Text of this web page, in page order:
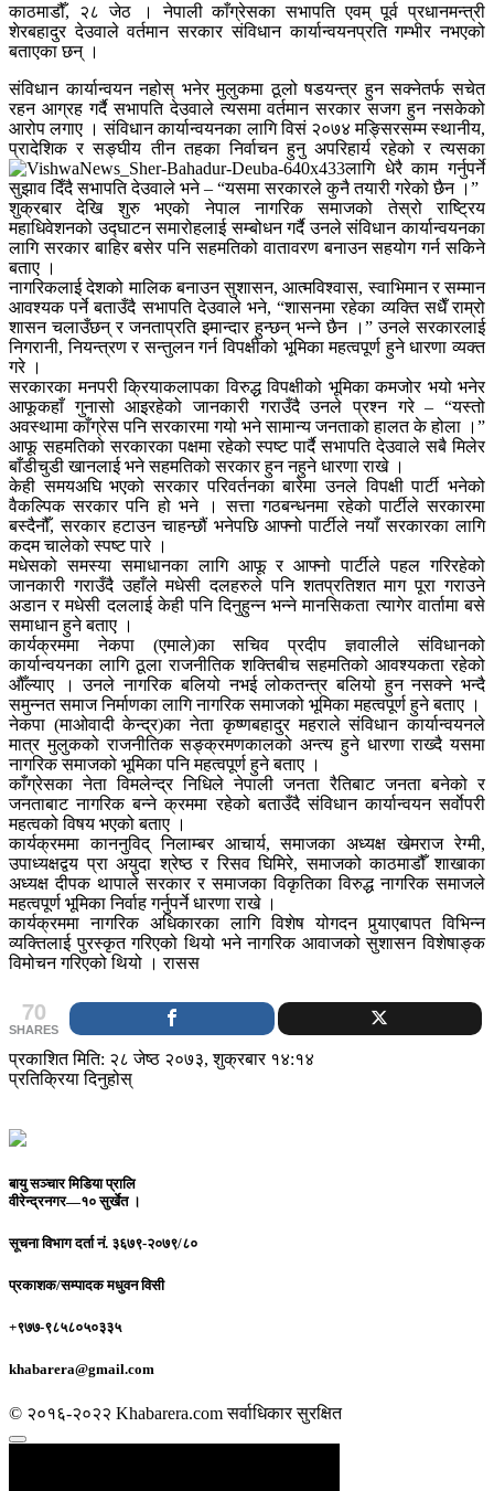
काठमाडौँ, २८ जेठ । नेपाली काँग्रेसका सभापति एवम् पूर्व प्रधानमन्त्री
शेरबहादुर देउवाले वर्तमान सरकार संविधान कार्यान्वयनप्रति गम्भीर नभएको
बताएका छन् ।
संविधान कार्यान्वयन नहोस् भनेर मुलुकमा ठूलो षडयन्त्र हुन सक्नेतर्फ सचेत
रहन आग्रह गर्दै सभापति देउवाले त्यसमा वर्तमान सरकार सजग हुन नसकेको
आरोप लगाए । संविधान कार्यान्वयनका लागि विसं २०७४ मङ्सिरसम्म स्थानीय,
प्रादेशिक र सङ्घीय तीन तहका निर्वाचन हुनु अपरिहार्य रहेको र त्यसका
लागि धेरै काम गर्नुपर्ने
सुझाव दिँदै सभापति देउवाले भने – “यसमा सरकारले कुनै तयारी गरेको छैन ।”
शुक्रबार देखि शुरु भएकाे नेपाल नागरिक समाजको तेस्रो राष्ट्रिय
महाधिवेशनको उद्घाटन समारोहलाई सम्बोधन गर्दै उनले संविधान कार्यान्वयनका
लागि सरकार बाहिर बसेर पनि सहमतिको वातावरण बनाउन सहयोग गर्न सकिने
बताए ।
नागरिकलाई देशको मालिक बनाउन सुशासन, आत्मविश्वास, स्वाभिमान र सम्मान
आवश्यक पर्ने बताउँदै सभापति देउवाले भने, “शासनमा रहेका व्यक्ति सधैँ राम्रो
शासन चलाउँछन् र जनताप्रति इमान्दार हुन्छन् भन्ने छैन ।” उनले सरकारलाई
निगरानी, नियन्त्रण र सन्तुलन गर्न विपक्षीको भूमिका महत्वपूर्ण हुने धारणा व्यक्त
गरे ।
सरकारका मनपरी क्रियाकलापका विरुद्ध विपक्षीको भूमिका कमजोर भयो भनेर
आफूकहाँ गुनासो आइरहेको जानकारी गराउँदै उनले प्रश्न गरे – “यस्तो
अवस्थामा काँग्रेस पनि सरकारमा गयो भने सामान्य जनताको हालत के होला ।”
आफू सहमतिको सरकारका पक्षमा रहेको स्पष्ट पार्दै सभापति देउवाले सबै मिलेर
बाँडीचुडी खानलाई भने सहमतिको सरकार हुन नहुने धारणा राखे ।
केही समयअघि भएको सरकार परिवर्तनका बारेमा उनले विपक्षी पार्टी भनेको
वैकल्पिक सरकार पनि हो भने । सत्ता गठबन्धनमा रहेको पार्टीले सरकारमा
बस्दैनौँ, सरकार हटाउन चाहन्छौं भनेपछि आफ्नो पार्टीले नयाँ सरकारका लागि
कदम चालेको स्पष्ट पारे ।
मधेसको समस्या समाधानका लागि आफू र आफ्नो पार्टीले पहल गरिरहेको
जानकारी गराउँदै उहाँले मधेसी दलहरुले पनि शतप्रतिशत माग पूरा गराउने
अडान र मधेसी दललाई केही पनि दिनुहुन्न भन्ने मानसिकता त्यागेर वार्तामा बसे
समाधान हुने बताए ।
कार्यक्रममा नेकपा (एमाले)का सचिव प्रदीप ज्ञवालीले संविधानको
कार्यान्वयनका लागि ठूला राजनीतिक शक्तिबीच सहमतिको आवश्यकता रहेको
औँल्याए । उनले नागरिक बलियो नभई लोकतन्त्र बलियो हुन नसक्ने भन्दै
समुन्नत समाज निर्माणका लागि नागरिक समाजको भूमिका महत्वपूर्ण हुने बताए ।
नेकपा (माओवादी केन्द्र)का नेता कृष्णबहादुर महराले संविधान कार्यान्वयनले
मात्र मुलुकको राजनीतिक सङ्क्रमणकालको अन्त्य हुने धारणा राख्दै यसमा
नागरिक समाजको भूमिका पनि महत्वपूर्ण हुने बताए ।
काँग्रेसका नेता विमलेन्द्र निधिले नेपाली जनता रैतिबाट जनता बनेको र
जनताबाट नागरिक बन्ने क्रममा रहेको बताउँदै संविधान कार्यान्वयन सर्वाेपरी
महत्वको विषय भएको बताए ।
कार्यक्रममा काननुविद् निलाम्बर आचार्य, समाजका अध्यक्ष खेमराज रेग्मी,
उपाध्यक्षद्वय प्रा अयुदा श्रेष्ठ र रिसव घिमिरे, समाजको काठमाडौँ शाखाका
अध्यक्ष दीपक थापाले सरकार र समाजका विकृतिका विरुद्ध नागरिक समाजले
महत्वपूर्ण भूमिका निर्वाह गर्नुपर्ने धारणा राखे ।
कार्यक्रममा नागरिक अधिकारका लागि विशेष योगदन पुर्‍याएबापत विभिन्न
व्यक्तिलाई पुरस्कृत गरिएको थियो भने नागरिक आवाजको सुशासन विशेषाङ्क
विमोचन गरिएको थियो । रासस
70
SHARES
प्रकाशित मिति: २८ जेष्ठ २०७३, शुक्रबार १४:१४
प्रतिक्रिया दिनुहोस्
बायु सञ्चार मिडिया प्रालि
वीरेन्द्रनगर—१० सुर्खेत ।
सूचना विभाग दर्ता नं. ३६७९-२०७९/८०
प्रकाशक/सम्पादकमधुवन विसी
+९७७-९८५८०५०३३५
khabarera@gmail.com
© २०१६-२०२२ Khabarera.com सर्वाधिकार सुरक्षित